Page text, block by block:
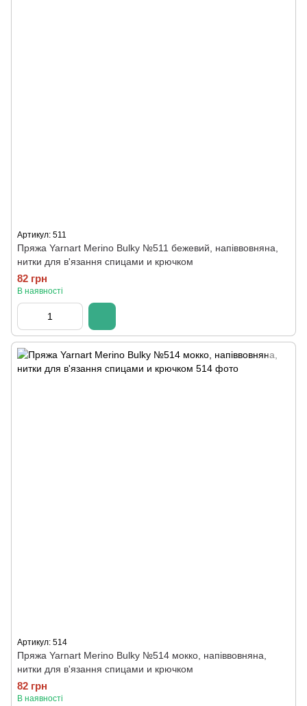
Артикул: 511
Пряжа Yarnart Merino Bulky №511 бежевий, напіввовняна,
нитки для в'язання спицами и крючком
82 грн
В наявності
Артикул: 514
Пряжа Yarnart Merino Bulky №514 мокко, напіввовняна,
нитки для в'язання спицами и крючком
82 грн
В наявності